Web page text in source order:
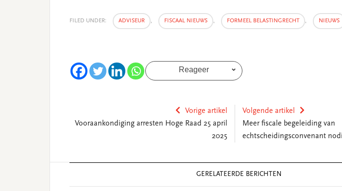
FILED UNDER: ADVISEUR , FISCAAL NIEUWS , FORMEEL BELASTINGRECHT , NIEUWS
Reageer
Vorige artikel
Vooraankondiging arresten Hoge Raad 25 april
2025
Volgende artikel
Meer fiscale begeleiding van
echtscheidingsconvenant
GERELATEERDE BERICHTEN